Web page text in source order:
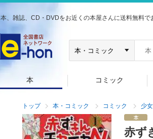
本、雑誌、CD・DVDをお近くの本屋さんに送料無料で
本 コミック
トップ 本・コミック コミック 少
赤ず